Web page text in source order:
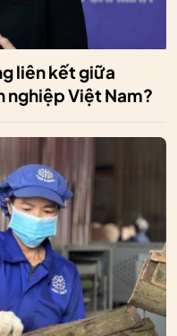
liên kết giữa
nghiệp Việt Nam?